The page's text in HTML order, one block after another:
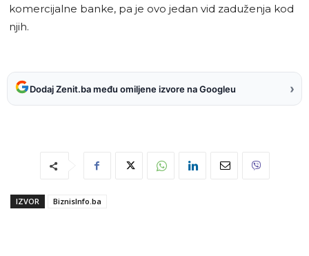
komercijalne banke, pa je ovo jedan vid zaduženja kod
njih.
Dodaj Zenit.ba među omiljene izvore na Googleu ›
IZVOR BiznisInfo.ba